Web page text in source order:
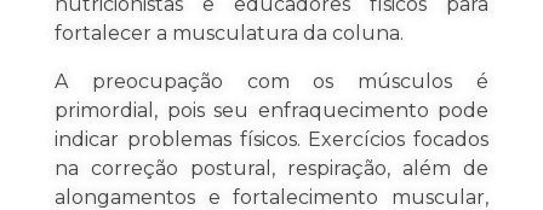
fortalecer a musculatura da coluna.
A preocupação com os músculos é
primordial, pois seu enfraquecimento pode
indicar problemas físicos. Exercícios focados
na correção postural, respiração, além de
alongamentos e fortalecimento muscular,